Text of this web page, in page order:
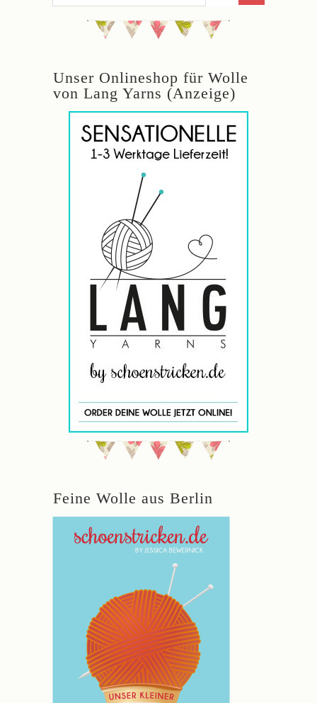
Unser Onlineshop für Wolle
von Lang Yarns (Anzeige)
Feine Wolle aus Berlin